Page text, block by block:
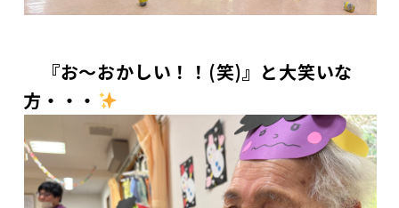
『お～おかしい！！(笑)』と大笑いな
方・・・